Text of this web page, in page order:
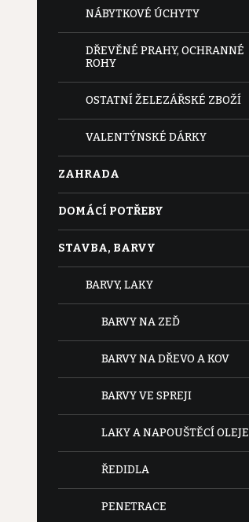
NÁBYTKOVÉ ÚCHYTY
DŘEVĚNÉ PRAHY, OCHRANNÉ
ROHY
OSTATNÍ ŽELEZÁŘSKÉ ZBOŽÍ
VALENTÝNSKÉ DÁRKY
ZAHRADA
DOMÁCÍ POTŘEBY
STAVBA, BARVY
BARVY, LAKY
BARVY NA ZEĎ
BARVY NA DŘEVO A KOV
BARVY VE SPREJI
LAKY A NAPOUŠTĚCÍ OLEJE
ŘEDIDLA
PENETRACE